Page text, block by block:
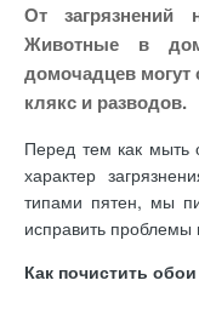
От загрязнений
Животные в
домочадцев могут
клякс и разводов.
Перед тем как мыть
характер
типами пятен, мы
исправить проблемы
Как почистить обои